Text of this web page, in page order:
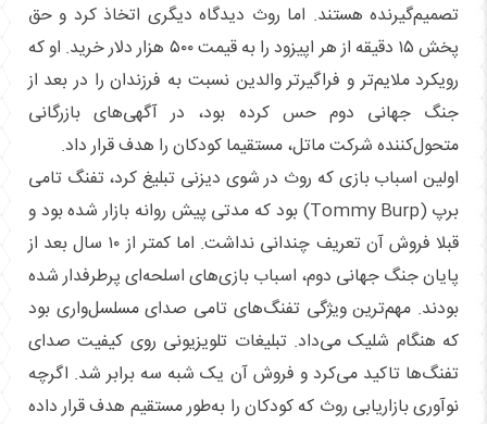
تصمیم‌گیرنده هستند. اما روث دیدگاه دیگری اتخاذ کرد و حق
پخش ۱۵ دقیقه از هر اپیزود را به قیمت ۵۰۰ هزار دلار خرید. او که
رویکرد ملایم‌تر و فراگیرتر والدین نسبت به فرزندان را در بعد از
جنگ جهانی دوم حس کرده بود، در آگهی‌های بازرگانی
متحول‌کننده شرکت ماتل، مستقیما کودکان را هدف قرار داد.
اولین اسباب بازی که روث در شوی دیزنی تبلیغ کرد، تفنگ تامی
برپ (Tommy Burp) بود که مدتی پیش روانه بازار شده بود و
قبلا فروش آن تعریف چندانی نداشت. اما کمتر از ۱۰ سال بعد از
پایان جنگ جهانی دوم، اسباب‌ بازی‌های اسلحه‌ای پرطرفدار شده
بودند. مهم‌ترین ویژگی تفنگ‌های تامی صدای مسلسل‌واری بود
که هنگام شلیک می‌داد. تبلیغات تلویزیونی روی کیفیت صدای
تفنگ‌ها تاکید می‌کرد و فروش آن یک شبه سه برابر شد. اگرچه
نوآوری بازاریابی روث که کودکان را به‌طور مستقیم هدف قرار داده